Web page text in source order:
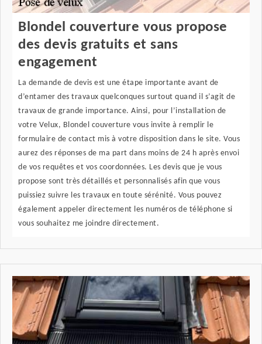
Blondel couverture vous propose
des devis gratuits et sans
engagement
La demande de devis est une étape importante avant de
d’entamer des travaux quelconques surtout quand il s’agit de
travaux de grande importance. Ainsi, pour l’installation de
votre Velux, Blondel couverture vous invite à remplir le
formulaire de contact mis à votre disposition dans le site. Vous
aurez des réponses de ma part dans moins de 24 h après envoi
de vos requêtes et vos coordonnées. Les devis que je vous
propose sont très détaillés et personnalisés afin que vous
puissiez suivre les travaux en toute sérénité. Vous pouvez
également appeler directement les numéros de téléphone si
vous souhaitez me joindre directement.